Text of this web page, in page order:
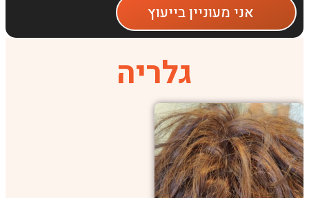
אני מעוניין בייעוץ
גלריה